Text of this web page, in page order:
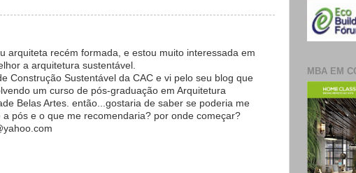
arquiteta recém formada, e estou muito interessada em
a arquitetura sustentável.
Construção Sustentável da CAC e vi pelo seu blog que
um curso de pós-graduação em Arquitetura
Belas Artes. então...gostaria de saber se poderia me
pós e o que me recomendaria? por onde começar?
MBA EM